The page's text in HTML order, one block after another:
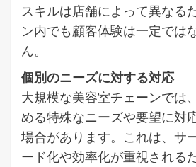
スキルは店舗によって異なる
ン内でも顧客体験は一定では
ん。
個別のニーズに対する対応
大規模な美容室チェーンでは
める特殊なニーズや要望に対
場合があります。これは、サ
ード化や効率化が重視される